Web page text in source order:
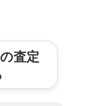
査定